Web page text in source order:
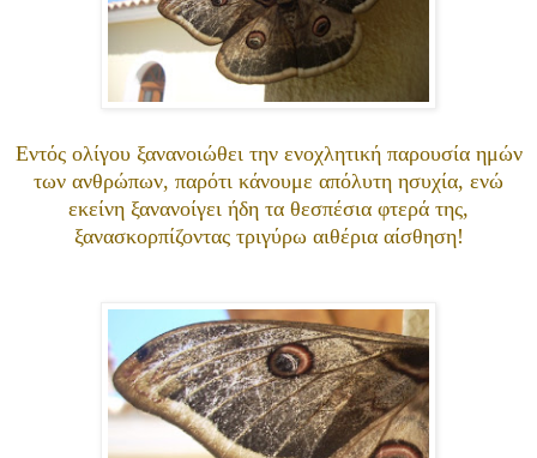
Εντός ολίγου ξανανοιώθει την ενοχλητική παρουσία ημών
των ανθρώπων, παρότι κάνουμε απόλυτη ησυχία, ενώ
εκείνη ξανανοίγει ήδη τα θεσπέσια φτερά της,
ξανασκορπίζοντας τριγύρω αιθέρια αίσθηση!